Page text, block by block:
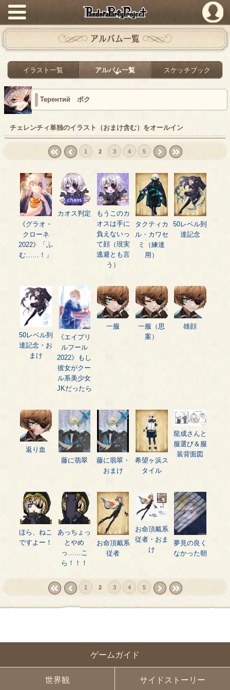
PandoraPartyProject
ゲームガイド
世界観 サイドストーリー
アルバム一覧
イラスト一覧 アルバム一覧 スケッチブック
Терентий ボク
チェレンチィ単独のイラスト（おまけ含む）をオールイン
prev
1 2 3 4 5
《グラオ・
クローネ
2022》「ふ
む……！」
カオス判定
もうこのカ
オスは手に
負えないっ
て顔（現実
逃避とも言
う）
タクティカ
ル・カワセ
ミ（練達
用）
50レベル到
達記念
50レベル到
達記念・お
まけ
《エイプリ
ルフール
2022》もし
彼女がクー
ル系美少女
JKだったら
一服
一服（思
案）
雄顔
返り血
藤に翡翠
藤に翡翠・
おまけ
希望ヶ浜ス
タイル
龍成さんと
服選び＆服
装背面図
ほら、ねこ
ですよー！
あっちょっ
とやめ
っ……こ
ら！！！
お命頂戴系
従者
お命頂戴系
従者・おま
け
夢見の良く
なかった朝
1 2 3 4 5